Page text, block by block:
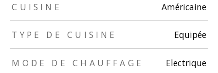
CUISINE Américaine
TYPE DE CUISINE Equipée
MODE DE CHAUFFAGE Electrique